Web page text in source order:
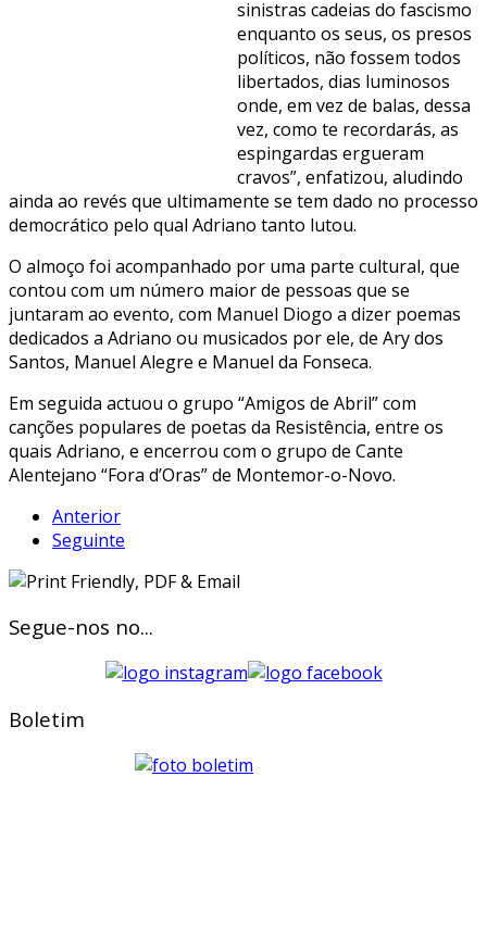
sinistras cadeias do fascismo
enquanto os seus, os presos
políticos, não fossem todos
libertados, dias luminosos
onde, em vez de balas, dessa
vez, como te recordarás, as
espingardas ergueram
cravos”, enfatizou, aludindo
ainda ao revés que ultimamente se tem dado no processo
democrático pelo qual Adriano tanto lutou.
O almoço foi acompanhado por uma parte cultural, que
contou com um número maior de pessoas que se
juntaram ao evento, com Manuel Diogo a dizer poemas
dedicados a Adriano ou musicados por ele, de Ary dos
Santos, Manuel Alegre e Manuel da Fonseca.
Em seguida actuou o grupo “Amigos de Abril” com
canções populares de poetas da Resistência, entre os
quais Adriano, e encerrou com o grupo de Cante
Alentejano “Fora d’Oras” de Montemor-o-Novo.
Anterior
Seguinte
Segue-nos no...
Boletim